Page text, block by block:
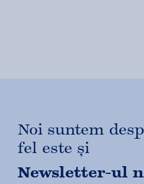
Noi suntem
fel este și
Newsletter-ul